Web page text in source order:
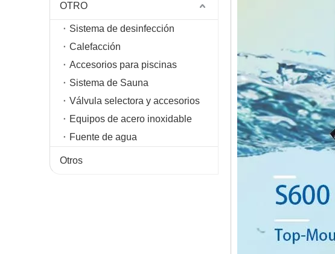
OTRO
Sistema de desinfección
Calefacción
Accesorios para piscinas
Sistema de Sauna
Válvula selectora y accesorios
Equipos de acero inoxidable
Fuente de agua
Otros